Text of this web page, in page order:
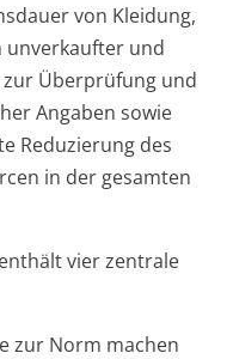
von Kleidung,
unverkaufter und
zur Überprüfung und
Angaben sowie
Reduzierung des
in der gesamten
vier zentrale
zur Norm machen